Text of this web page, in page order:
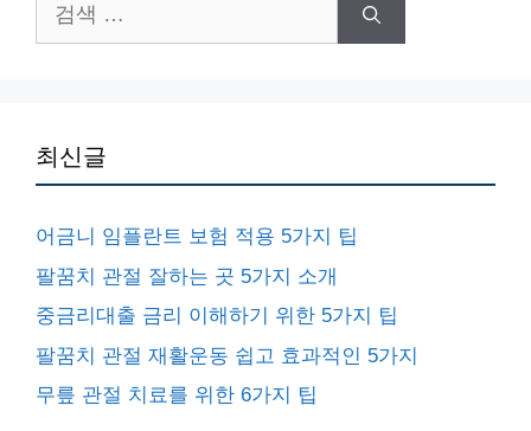
색:
최신글
어금니 임플란트 보험 적용 5가지 팁
팔꿈치 관절 잘하는 곳 5가지 소개
중금리대출 금리 이해하기 위한 5가지 팁
팔꿈치 관절 재활운동 쉽고 효과적인 5가지
무릎 관절 치료를 위한 6가지 팁